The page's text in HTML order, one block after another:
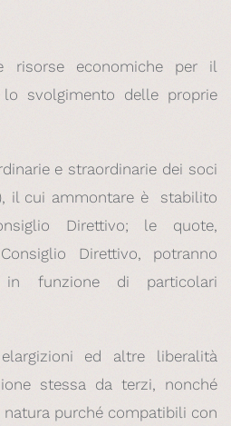
risorse economiche per il
svolgimento delle proprie
e straordinarie dei soci
il cui ammontare è stabilito
Direttivo; le quote,
Direttivo, potranno
in funzione di particolari
ed altre liberalità
stessa da terzi, nonché
purché compatibili con